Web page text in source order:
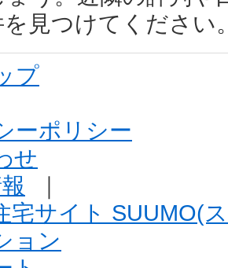
見つけてください
プ
ーポリシー
せ
｜
宅サイト SUUMO(
ョン